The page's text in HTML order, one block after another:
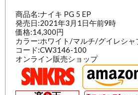
商品名:ナイキ PG 5 EP
発売日:2021年3月1日午前9時
価格:14,300円
カラー:ホワイト/マルチ/グイレシャ
コード:CW3146-100
オンライン販売ショップ